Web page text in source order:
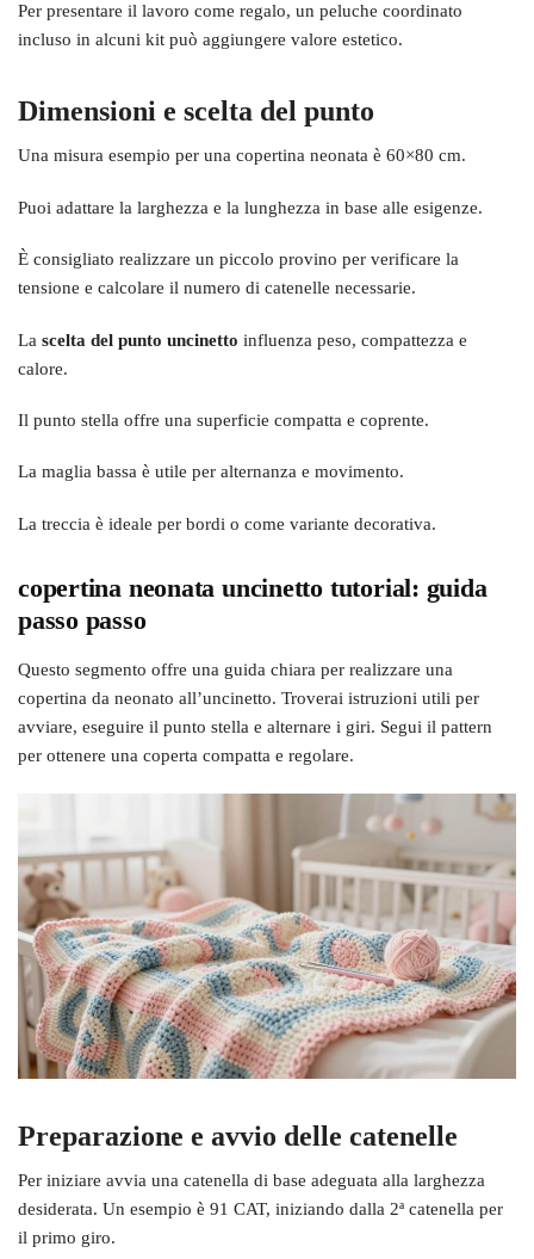
Per presentare il lavoro come regalo, un peluche coordinato
incluso in alcuni kit può aggiungere valore estetico.
Dimensioni e scelta del punto
Una misura esempio per una copertina neonata è 60×80 cm.
Puoi adattare la larghezza e la lunghezza in base alle esigenze.
È consigliato realizzare un piccolo provino per verificare la
tensione e calcolare il numero di catenelle necessarie.
La scelta del punto uncinetto influenza peso, compattezza e
calore.
Il punto stella offre una superficie compatta e coprente.
La maglia bassa è utile per alternanza e movimento.
La treccia è ideale per bordi o come variante decorativa.
copertina neonata uncinetto tutorial: guida
passo passo
Questo segmento offre una guida chiara per realizzare una
copertina da neonato all’uncinetto. Troverai istruzioni utili per
avviare, eseguire il punto stella e alternare i giri. Segui il pattern
per ottenere una coperta compatta e regolare.
Preparazione e avvio delle catenelle
Per iniziare avvia una catenella di base adeguata alla larghezza
desiderata. Un esempio è 91 CAT, iniziando dalla 2ª catenella per
il primo giro.